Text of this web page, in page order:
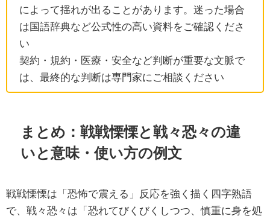
によって揺れが出ることがあります。迷った場合
は国語辞典など公式性の高い資料をご確認くださ
い
契約・規約・医療・安全など判断が重要な文脈で
は、最終的な判断は専門家にご相談ください
まとめ：戦戦慄慄と戦々恐々の違
いと意味・使い方の例文
戦戦慄慄は「恐怖で震える」反応を強く描く四字熟語
で、戦々恐々は「恐れてびくびくしつつ、慎重に身を処